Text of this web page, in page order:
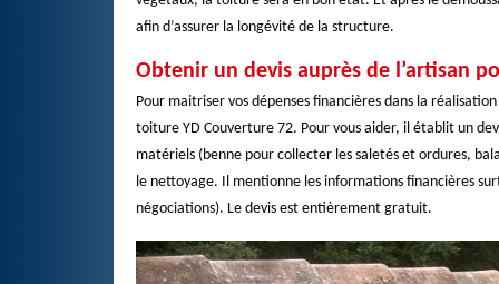
afin d’assurer la longévité de la structure.
Obtenir un devis auprès de l’artisan
Pour maitriser vos dépenses financières dans la
toiture YD Couverture 72. Pour vous aider, il établit un
matériels (benne pour collecter les saletés et ordures,
le nettoyage. Il mentionne les informations financières
négociations). Le devis est entièrement gratuit.